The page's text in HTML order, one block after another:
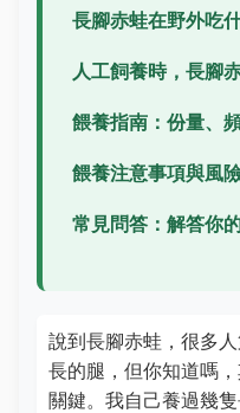
長腳赤蛙在野外吃
人工飼養時，長腳
餵養指南：份量、
餵養注意事項與風
常見問答：解答你
說到長腳赤蛙，很多
長的腿，但你知道嗎
關鍵。我自己養過幾